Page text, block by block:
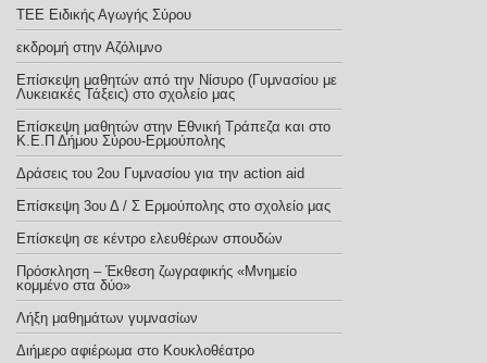
TEE Eιδικής Αγωγής Σύρου
εκδρομή στην Αζόλιμνο
Επίσκεψη μαθητών από την Νίσυρο (Γυμνασίου με
Λυκειακές Τάξεις) στο σχολείο μας
Επίσκεψη μαθητών στην Εθνική Τράπεζα και στο
Κ.Ε.Π Δήμου Σύρου-Ερμούπολης
Δράσεις του 2ου Γυμνασίου για την action aid
Επίσκεψη 3ου Δ / Σ Ερμούπολης στο σχολείο μας
Eπίσκεψη σε κέντρο ελευθέρων σπουδών
Πρόσκληση – Έκθεση ζωγραφικής «Μνημείο
κομμένο στα δύο»
Λήξη μαθημάτων γυμνασίων
Διήμερο αφιέρωμα στο Κουκλοθέατρο